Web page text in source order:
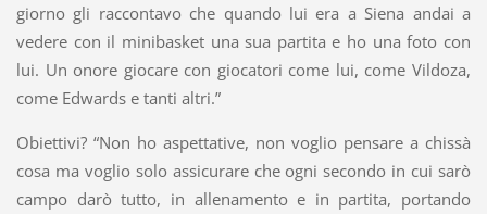
giorno gli raccontavo che quando lui era a Siena andai a
vedere con il minibasket una sua partita e ho una foto con
lui. Un onore giocare con giocatori come lui, come Vildoza,
come Edwards e tanti altri.”
Obiettivi? “Non ho aspettative, non voglio pensare a chissà
cosa ma voglio solo assicurare che ogni secondo in cui sarò
campo darò tutto, in allenamento e in partita, portando